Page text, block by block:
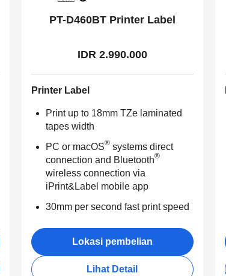
PT-D460BT Printer Label
IDR 2.990.000
Printer Label
Print up to 18mm TZe laminated
tapes width
PC or macOS®systems direct
connection and Bluetooth®
wireless connection via
iPrint&Label mobile app
30mm per second fast print speed
Lokasi pembelian
Lihat Detail